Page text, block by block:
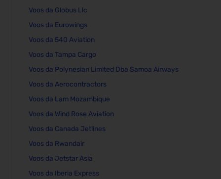
Voos da Globus Llc
Voos da Eurowings
Voos da 540 Aviation
Voos da Tampa Cargo
Voos da Polynesian Limited Dba Samoa Airways
Voos da Aerocontractors
Voos da Lam Mozambique
Voos da Wind Rose Aviation
Voos da Canada Jetlines
Voos da Rwandair
Voos da Jetstar Asia
Voos da Iberia Express